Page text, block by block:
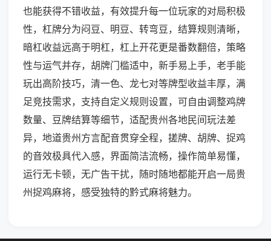
也能获得不错收益，有效提升每一位玩家的对局积极
性，杠牌分为闷豆、明豆、转弯豆，结算规则清晰，
暗杠收益远高于明杠，杠上开花更是番数翻倍，策略
性与运气并存，胡牌门槛适中，新手易上手，老手能
玩出高阶技巧，清一色、龙七对等牌型收益丰厚，满
足竞技需求，支持自定义规则设置，可自由调整鸡牌
数量、豆牌结算等细节，适配贵州各地民间玩法差
异，地道贵州方言配音贯穿全程，搓牌、胡牌、捉鸡
的音效极具代入感，界面简洁流畅，操作简单易懂，
运行无卡顿，无广告干扰，随时随地都能开启一局贵
州捉鸡麻将，感受独特的黔式麻将魅力。